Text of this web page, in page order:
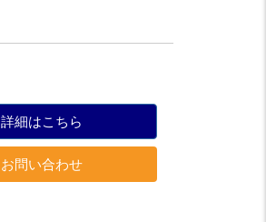
詳細はこちら
お問い合わせ